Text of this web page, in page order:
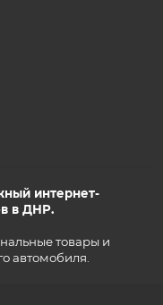
интернет-
в ДНР.
товары и
автомобиля.